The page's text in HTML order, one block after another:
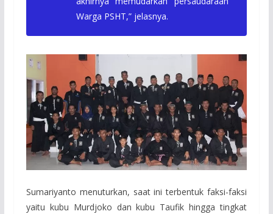
Warga PSHT,” jelasnya.
Sumariyanto menuturkan, saat ini terbentuk faksi-faksi
yaitu kubu Murdjoko dan kubu Taufik hingga tingkat